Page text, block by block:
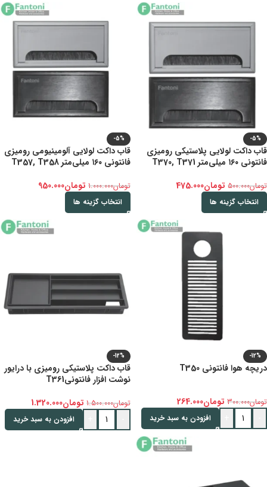
-5%
قاب داکت لولایی پلاستیکی رومیزی
فانتونی ۱۶۰ میلی‌متر T370, T371
تومان500.000 تومان475.000
انتخاب گزینه ها
-5%
قاب داکت لولایی آلومینیومی رومیزی
فانتونی ۱۶۰ میلی‌متر T357, T358
تومان1.000.000 تومان950.000
انتخاب گزینه ها
-12%
دریچه هوا فانتونی T350
تومان300.000 تومان264.000
افزودن به سبد خرید
-12%
قاب داکت پلاستیکی رومیزی با درایور
نوشت افزار فانتونیT361
تومان1.500.000 تومان1.320.000
افزودن به سبد خرید